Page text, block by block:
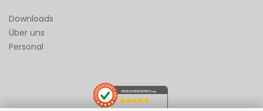
Downloads
Über uns
Personal
AUSGEZEICHNET.org